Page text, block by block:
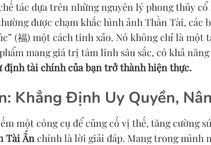
tác dựa trên những nguyên lý phong thủy
được chạm khắc hình ảnh Thần Tài, các
(福) một cách tinh xảo. Nó không chỉ là một
mang giá trị tâm linh sâu sắc, có khả năng
định tài chính của bạn trở thành hiện thực.
Khẳng Định Uy Quyền,
một công cụ để củng cố vị thế, tăng cường
Tài Ấn chính là lời giải đáp. Mang trong mình